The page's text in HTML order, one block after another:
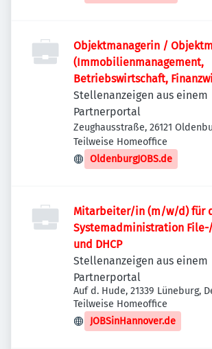
Objektmanagerin /
(Immobilienmanagement,
Betriebswirtschaft,
Wirtschaftsrecht) (w/m/d)
Stellenanzeigen aus einem
Partnerportal
Zeughausstraße, 26121
Deutschland
Teilweise Homeoffice
OldenburgJOBS.de
Mitarbeiter/in (m/w/d) für
Systemadministration
und DHCP
Stellenanzeigen aus einem
Partnerportal
Auf d. Hude, 21339 Lüneburg,
Teilweise Homeoffice
JOBSinHannover.de